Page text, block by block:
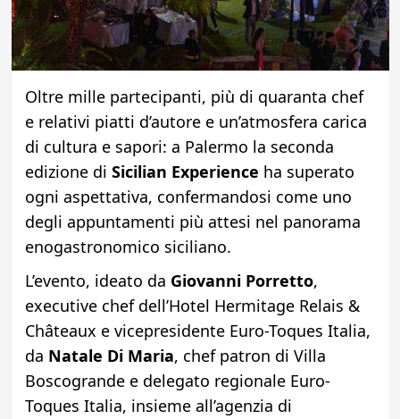
Oltre mille partecipanti, più di quaranta chef
e relativi piatti d’autore e un’atmosfera carica
di cultura e sapori: a Palermo la seconda
edizione di Sicilian Experience ha superato
ogni aspettativa, confermandosi come uno
degli appuntamenti più attesi nel panorama
enogastronomico siciliano.
L’evento, ideato da Giovanni Porretto,
executive chef dell’Hotel Hermitage Relais &
Châteaux e vicepresidente Euro-Toques Italia,
da Natale Di Maria, chef patron di Villa
Boscogrande e delegato regionale Euro-
Toques Italia, insieme all’agenzia di